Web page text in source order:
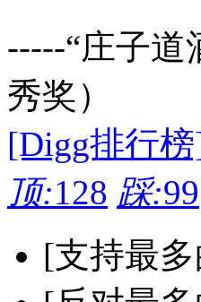
-----“庄子道
秀奖）
[Digg排行
顶:128 踩:99
[支持最